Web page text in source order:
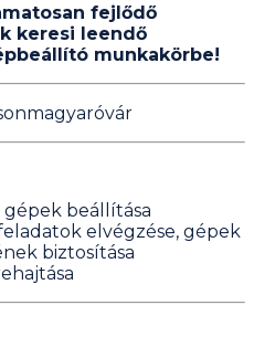
fejlődő
keresi leendő
munkakörbe!
beállítása
elvégzése, gépek
biztosítása